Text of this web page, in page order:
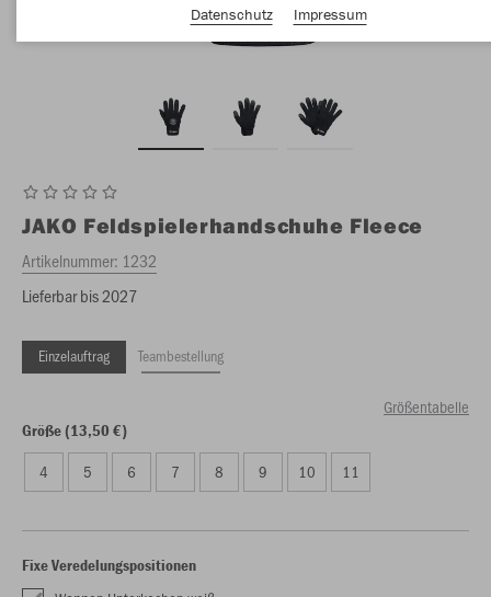
JAKO Feldspielerhandschuhe Fleece
Artikelnummer: 1232
Lieferbar bis 2027
Einzelauftrag Teambestellung
Größentabelle
Größe (13,50 €)
4 5 6 7 8 9 10 11
Fixe Veredelungspositionen
Datenschutz
Impressum